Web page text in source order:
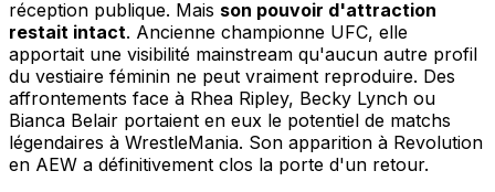
réception publique. Mais son pouvoir d'attraction
restait intact. Ancienne championne UFC, elle
apportait une visibilité mainstream qu'aucun autre profil
du vestiaire féminin ne peut vraiment reproduire. Des
affrontements face à Rhea Ripley, Becky Lynch ou
Bianca Belair portaient en eux le potentiel de matchs
légendaires à WrestleMania. Son apparition à Revolution
en AEW a définitivement clos la porte d'un retour.